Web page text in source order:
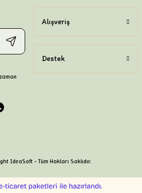
Alışveriş
Destek
IdeaSoft - Tüm Hakları Saklıdır.
e-